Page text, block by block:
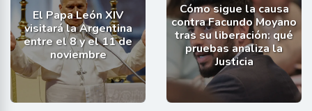
El Papa León XIV
visitará la Argentina
entre el 8 y el 11 de
noviembre
Cómo sigue la causa
contra Facundo Moyano
tras su liberación: qué
pruebas analiza la
Justicia